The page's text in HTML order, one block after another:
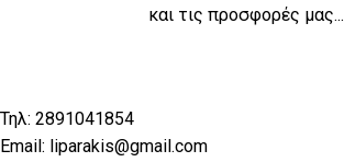
και τις προσφορές μας...
Τηλ: 2891041854
Email: liparakis@gmail.com